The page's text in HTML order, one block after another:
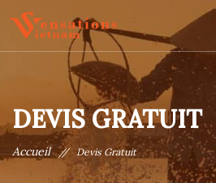
DEVIS GRATUIT
Accueil // Devis Gratuit